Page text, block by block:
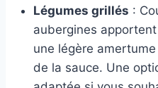
Légumes grillés :
aubergines
une légère
de la sauce. Une